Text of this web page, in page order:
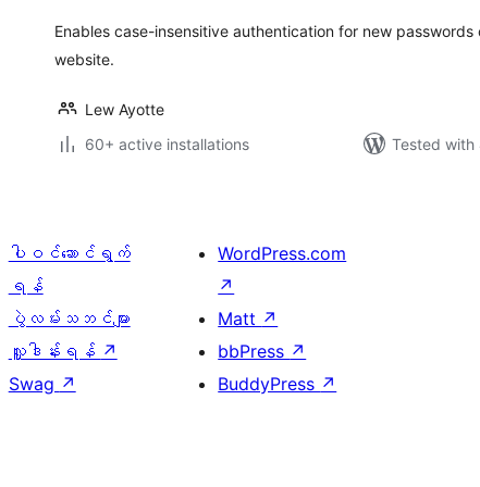
Enables case-insensitive authentication for new
website.
Lew Ayotte
60+ active installations
Tested with
ပါဝင်ဆောင်ရွက်
ရန်
ပွဲလမ်းသဘင်များ
လှူဒါန်းရန် ↗
Swag ↗
WordPress.com
↗
Matt ↗
bbPress ↗
BuddyPress ↗